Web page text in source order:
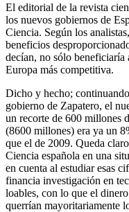
El editorial de la revista
los nuevos gobiernos de
Ciencia. Según los
beneficios
decían, no sólo beneficiaría
Europa más competitiva.
Dicho y hecho;
gobierno de Zapatero, el
un recorte de 600 millones
(8600 millones) era ya un
que el de 2009. Queda
Ciencia española en una
en cuenta al estudiar esas
financia investigación en
loables, con lo que el
querrían mayoritariamente